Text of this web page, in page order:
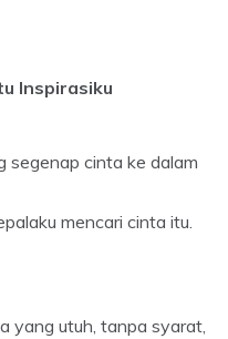
Inspirasiku
segenap cinta ke dalam
mencari cinta itu.
yang utuh, tanpa syarat,